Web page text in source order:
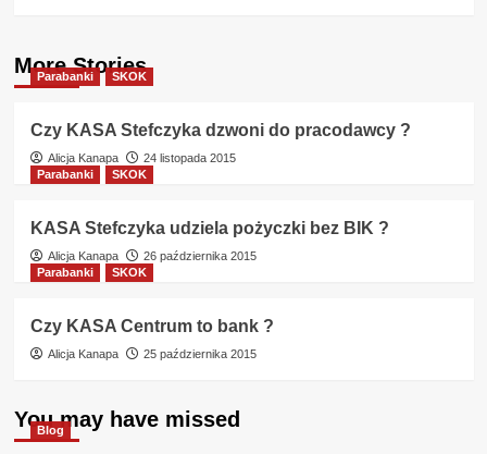
More Stories
Parabanki SKOK
Czy KASA Stefczyka dzwoni do pracodawcy ?
Alicja Kanapa
24 listopada 2015
Parabanki
SKOK
KASA Stefczyka udziela pożyczki bez BIK ?
Alicja Kanapa
26 października 2015
Parabanki
SKOK
Czy KASA Centrum to bank ?
Alicja Kanapa 25 października 2015
You may have missed
Blog